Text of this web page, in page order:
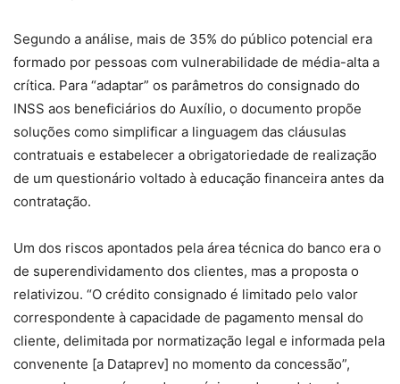
Segundo a análise, mais de 35% do público potencial era
formado por pessoas com vulnerabilidade de média-alta a
crítica. Para “adaptar” os parâmetros do consignado do
INSS aos beneficiários do Auxílio, o documento propõe
soluções como simplificar a linguagem das cláusulas
contratuais e estabelecer a obrigatoriedade de realização
de um questionário voltado à educação financeira antes da
contratação.
Um dos riscos apontados pela área técnica do banco era o
de superendividamento dos clientes, mas a proposta o
relativizou. “O crédito consignado é limitado pelo valor
correspondente à capacidade de pagamento mensal do
cliente, delimitada por normatização legal e informada pela
convenente [a Dataprev] no momento da concessão”,